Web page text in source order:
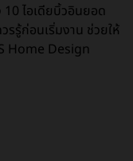
ไอเดียบิ้วอินยอด
รรู้ก่อนเริ่มงาน ช่วยให้
Home Design